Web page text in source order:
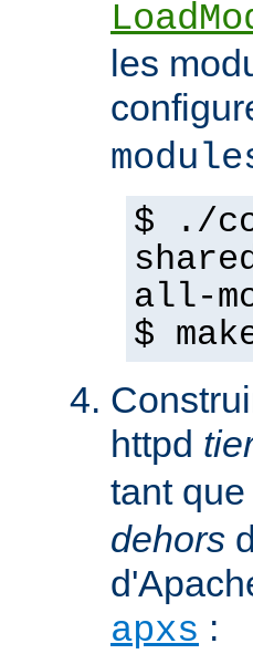
les
$ ./
all-
$
httpd
tant
dehors
apxs :